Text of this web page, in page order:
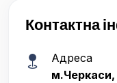
Контактна
Адреса
м.Черкаси,